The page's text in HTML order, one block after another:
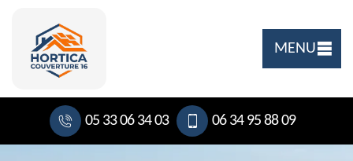
MENU
05 33 06 34 03 06 34 95 88 09